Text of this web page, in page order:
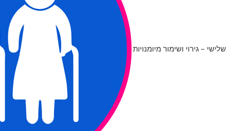
– גירוי ושימור מיומנויות